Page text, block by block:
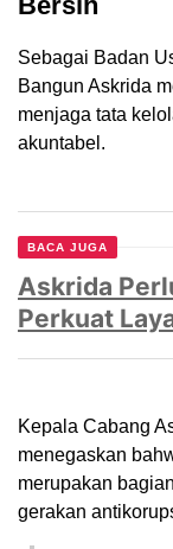
Sebagai Badan
Bangun Askrida
menjaga tata
akuntabel.
BACA JUGA
Askrida
Perkuat
Kepala Cabang
menegaskan
merupakan
gerakan